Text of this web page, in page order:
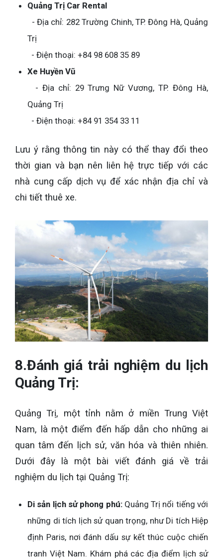
Quảng Trị Car Rental
- Địa chỉ: 282 Trường Chinh, TP. Đông Hà, Quảng
Trị
- Điện thoại: +84 98 608 35 89
Xe Huyền Vũ
- Địa chỉ: 29 Trưng Nữ Vương, TP. Đông Hà,
Quảng Trị
- Điện thoại: +84 91 354 33 11
Lưu ý rằng thông tin này có thể thay đổi theo
thời gian và bạn nên liên hệ trực tiếp với các
nhà cung cấp dịch vụ để xác nhận địa chỉ và
chi tiết thuê xe.
8.Đánh giá trải nghiệm du lịch
Quảng Trị:
Quảng Trị, một tỉnh nằm ở miền Trung Việt
Nam, là một điểm đến hấp dẫn cho những ai
quan tâm đến lịch sử, văn hóa và thiên nhiên.
Dưới đây là một bài viết đánh giá về trải
nghiệm du lịch tại Quảng Trị:
Di sản lịch sử phong phú: Quảng Trị nổi tiếng với
những di tích lịch sử quan trọng, như Di tích Hiệp
định Paris, nơi đánh dấu sự kết thúc cuộc chiến
tranh Việt Nam. Khám phá các địa điểm lịch sử